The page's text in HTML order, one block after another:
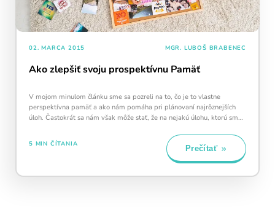
02. MARCA 2015 MGR. LUBOŠ BRABENEC
Ako zlepšiť svoju prospektívnu Pamäť
V mojom minulom článku sme sa pozreli na to, čo je to vlastne
perspektívna pamäť a ako nám pomáha pri plánovaní najrôznejších
úloh. Častokrát sa nám však môže stať, že na nejakú úlohu, ktorú sme
5 MIN ČÍTANIA
Prečítať